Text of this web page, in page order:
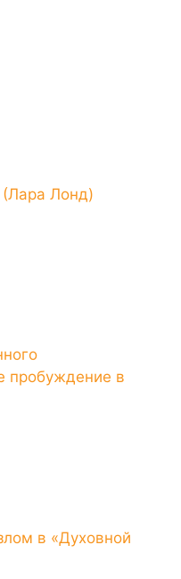
(Лара Лонд)
пробуждение в
в «Духовной